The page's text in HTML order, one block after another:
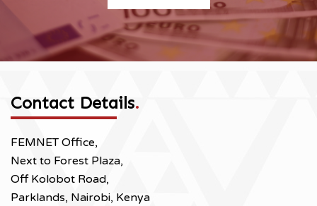
Contact Details.
FEMNET Office,
Next to Forest Plaza,
Off Kolobot Road,
Parklands, Nairobi, Kenya